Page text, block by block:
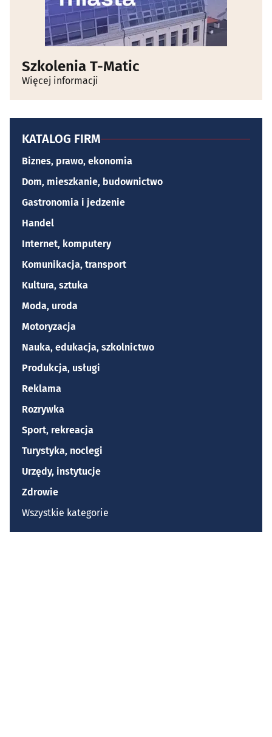
Szkolenia T-Matic
Więcej informacji
KATALOG FIRM
Biznes, prawo, ekonomia
Dom, mieszkanie, budownictwo
Gastronomia i jedzenie
Handel
Internet, komputery
Komunikacja, transport
Kultura, sztuka
Moda, uroda
Motoryzacja
Nauka, edukacja, szkolnictwo
Produkcja, usługi
Reklama
Rozrywka
Sport, rekreacja
Turystyka, noclegi
Urzędy, instytucje
Zdrowie
Wszystkie kategorie